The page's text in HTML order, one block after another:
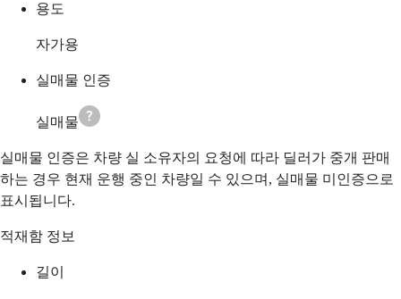
용도
자가용
실매물 인증
실매물
실매물 인증은 차량 실 소유자의 요청에 따라 딜러가 중개 판매
하는 경우 현재 운행 중인 차량일 수 있으며, 실매물 미인증으로
표시됩니다.
적재함 정보
길이